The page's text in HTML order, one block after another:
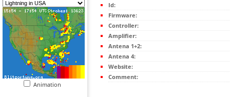
Animation
Id:
Firmware:
Controller:
Amplifier:
Antena 1+2:
Antena 4:
Website:
Comment: